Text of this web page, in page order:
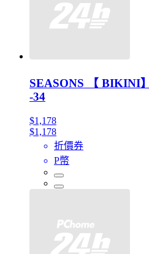
SEASONS 【 BIKINI
-34
$1,178
$1,178
折價券
P幣